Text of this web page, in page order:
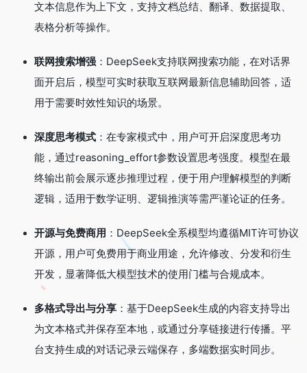
文本信息作为上下文，支持文档总结、翻译、数据提取、
表格分析等操作。
联网搜索增强 ：DeepSeek支持联网搜索功能，在对话界
面开启后，模型可实时获取互联网最新信息辅助回答，适
用于需要时效性知识的场景。
深度思考模式 ：在专家模式中，用户可开启深度思考功
能，通过reasoning_effort参数设置思考强度。模型在最
终输出前会展示逐步推理过程，便于用户理解模型的判断
逻辑，适用于数学证明、逻辑推演等需严谨论证的任务。
开源与免费商用 ：DeepSeek全系模型均遵循MIT许可协议
开源，用户可免费用于商业用途，允许修改、分发和衍生
开发，显著降低大模型技术的使用门槛与合规成本。
多格式导出与分享 ：基于DeepSeek生成的内容支持导出
为文本格式并保存至本地，或通过分享链接进行传播。平
台支持生成的对话记录云端保存，多端数据实时同步。